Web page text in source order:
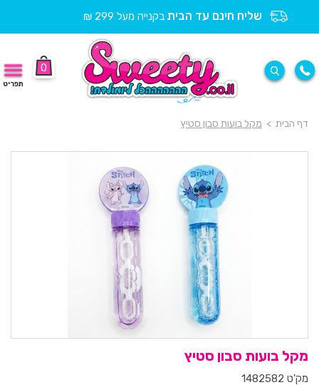
שליח חינם עד הבית בקנייה מעל 299 ₪
0
תפריט
דף הבית > מקל בועות סבון סטיץ
מקל בועות סבון סטיץ
מק'ט 1482582